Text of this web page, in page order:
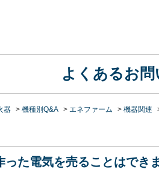
よくあるお
器 > 機種別Q&A > エネファーム > 機器関連
った電気を売ることはでき